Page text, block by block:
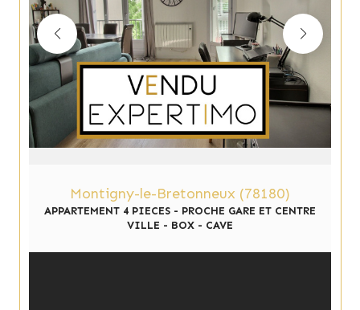
Montigny-le-Bretonneux (78180)
APPARTEMENT 4 PIECES - PROCHE GARE ET CENTRE
VILLE - BOX - CAVE